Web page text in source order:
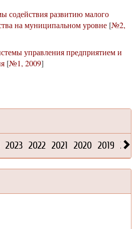
содействия развитию малого
на муниципальном уровне [№2,
управления предприятием и
[№1, 2009]
2023 2022 2021 2020 2019 2018